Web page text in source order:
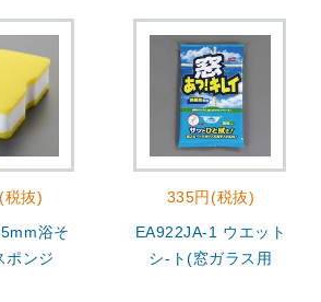
税抜)
浴そ
ポンジ
335円(税抜)
EA922JA-1 ウエット
シ-ト(窓ガラス用